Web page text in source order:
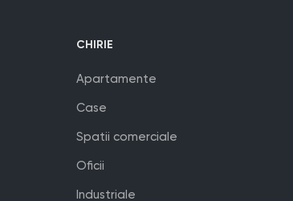
CHIRIE
Apartamente
Case
Spatii comerciale
Oficii
Industriale